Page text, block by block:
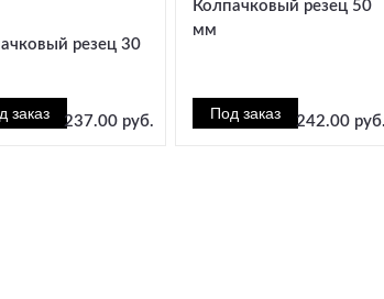
резец 30
237.00 руб.
Колпачковый резец 50
мм
242.00